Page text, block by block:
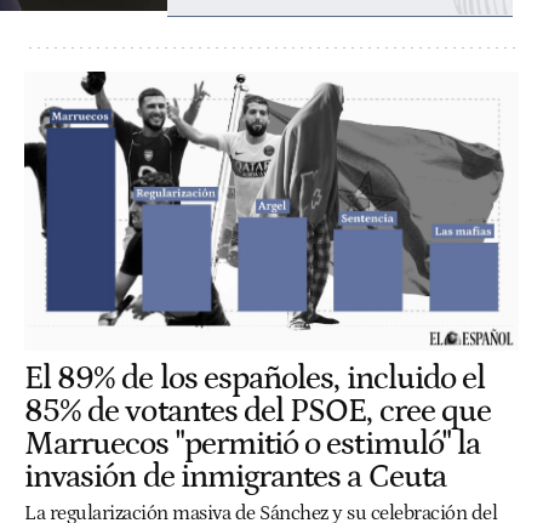
El 89% de los españoles, incluido el
85% de votantes del PSOE, cree que
Marruecos "permitió o estimuló" la
invasión de inmigrantes a Ceuta
La regularización masiva de Sánchez y su celebración del